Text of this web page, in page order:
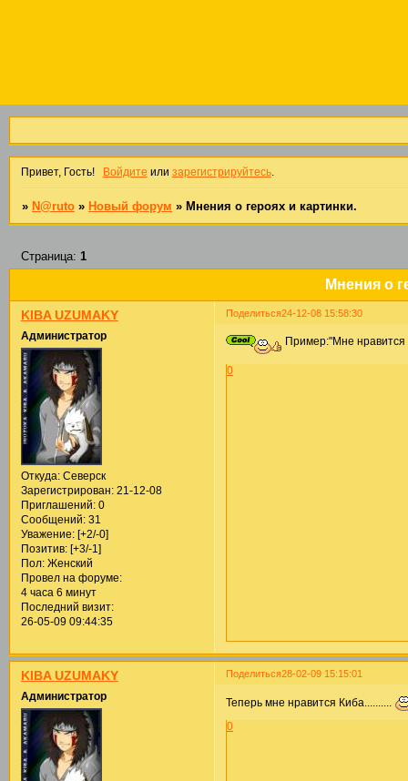
Привет, Гость! Войдите или зарегистрируйтесь.
» N@ruto » Новый форум » Мнения о героях и картинки.
Мнения о
Страница: 1
Поделиться24-12-08 15:58:30
KIBA UZUMAKY
Администратор
Откуда:Северск
Зарегистрирован: 21-12-08
Приглашений:0
Сообщений:31
Уважение: [+2/-0]
Позитив: [+3/-1]
Пол:Женский
Провел на форуме:
4 часа 6 минут
Последний визит:
26-05-09 09:44:35
Пример:"Мне нравится
0
Поделиться28-02-09 15:15:01
KIBA UZUMAKY
Администратор
Теперь мне нравится Киба..........
0